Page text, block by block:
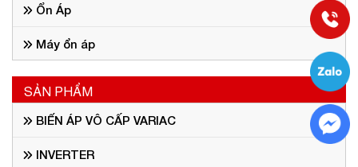
Ổn Áp
Máy ổn áp
SẢN PHẨM
BIẾN ÁP VÔ CẤP VARIAC
INVERTER